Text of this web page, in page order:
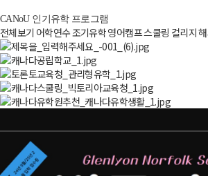
CANoU 인기유학 프로그램
전체보기 어학연수조기유학영어캠프스쿨링 컬리지